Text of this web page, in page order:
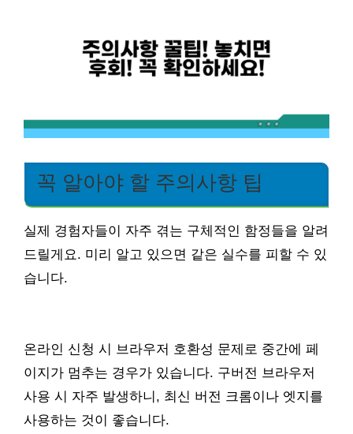
꼭 알아야 할 주의사항 팁
실제 경험자들이 자주 겪는 구체적인 함정들을 알려
드릴게요. 미리 알고 있으면 같은 실수를 피할 수 있
습니다.
온라인 신청 시 브라우저 호환성 문제로 중간에 페
이지가 멈추는 경우가 있습니다. 구버전 브라우저
사용 시 자주 발생하니, 최신 버전 크롬이나 엣지를
사용하는 것이 좋습니다.